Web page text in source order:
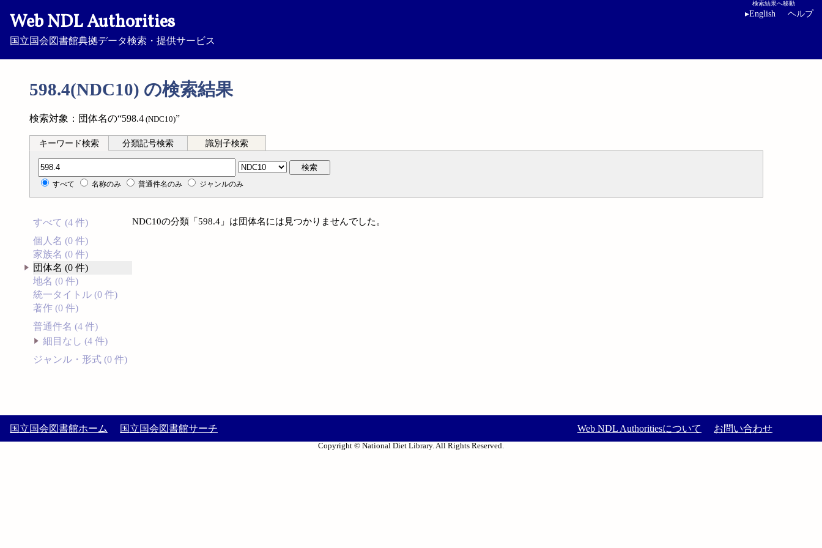
Web NDL Authorities
国立国会図書館典拠データ検索・提供サービス
検索結果へ移動
▸English ヘルプ
598.4(NDC10) の検索結果
検索対象：団体名の“598.4 (NDC10)”
キーワード検索 分類記号検索 識別子検索
分類記号検索 検索
すべて 名称のみ 普通件名のみ ジャンルのみ
すべて (4 件)
個人名 (0 件)
家族名 (0 件)
団体名 (0 件)
地名 (0 件)
統一タイトル (0 件)
著作 (0 件)
普通件名 (4 件)
細目なし (4 件)
ジャンル・形式 (0 件)
NDC10の分類「598.4」は団体名には見つかりませんでした。
国立国会図書館ホーム 国立国会図書館サーチ Web NDL Authoritiesについて お問い合わせ
Copyright © National Diet Library. All Rights Reserved.